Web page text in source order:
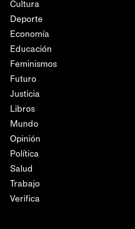
Cultura
Deporte
Economía
Educación
Feminismos
Futuro
Justicia
Libros
Mundo
Opinión
Política
Salud
Trabajo
Verifica